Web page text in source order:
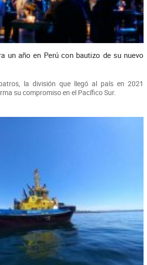
un año en Perú con bautizo de su nuevo
la división que llegó al país en 2021
su compromiso en el Pacífico Sur.